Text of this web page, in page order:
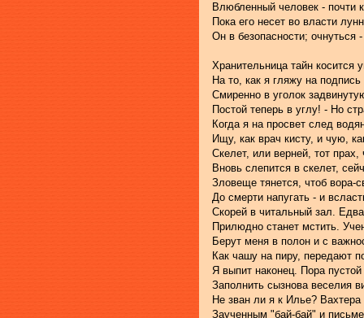
Влюбленный человек - почти
Пока его несет во власти
Он в безопасности; очнуться
Хранительница тайн косится
На то, как я гляжу на
Смиренно в уголок
Постой теперь в углу! - Но
Когда я на просвет след
Ищу, как врач кисту, и чую,
Скелет, или верней, тот прах,
Вновь слепится в скелет,
Зловеще тянется, чтоб вора-
До смерти напугать - и
Скорей в читальный зал.
Прилюдно станет мстить.
Берут меня в полон и с
Как чашу на пиру, передают
Я выпит наконец. Пора
Заполнить сызнова веселия
Не зван ли я к Илье? Вахтера
Заученным "бай-бай" и